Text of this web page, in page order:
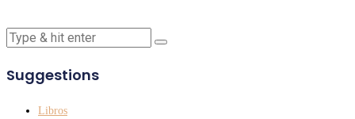
Suggestions
Libros